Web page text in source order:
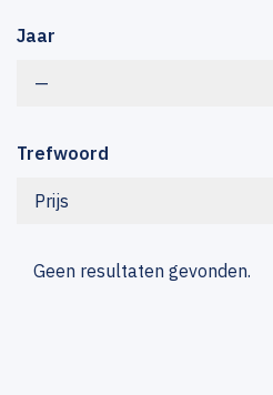
Jaar
—
Trefwoord
Prijs
Geen resultaten gevonden.